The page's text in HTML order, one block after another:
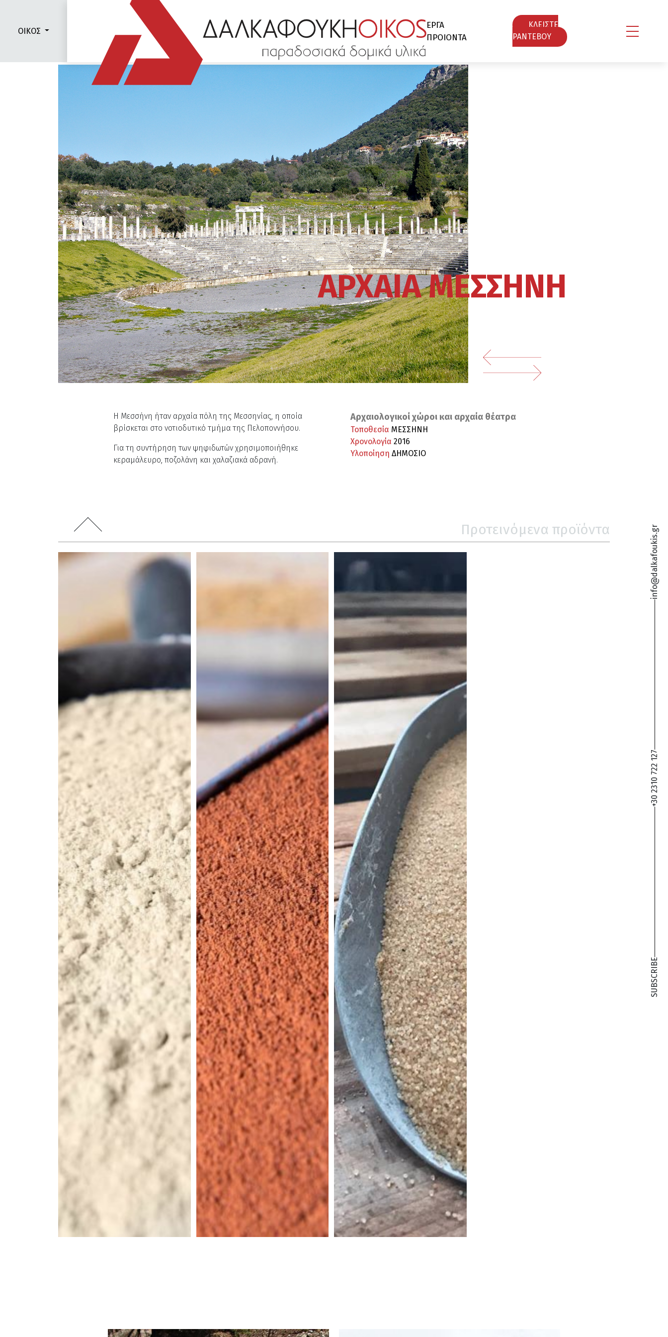
ΟΙΚΟΣ
ΕΡΓΑ
ΠΡΟΙΟΝΤΑ
ΚΛΕΙΣΤΕ
ΡΑΝΤΕΒΟY
SUBSCRIBE
+30 2310 722 127
info@dalkafoukis.gr
ΑΡΧΑΙΑ ΜΕΣΣΗΝΗ
Η Μεσσήνη ήταν αρχαία πόλη της Μεσσηνίας, η οποία
βρίσκεται στο νοτιοδυτικό τμήμα της Πελοποννήσου.
Για τη συντήρηση των ψηφιδωτών χρησιμοποιήθηκε
κεραμάλευρο, ποζολάνη και χαλαζιακά αδρανή.
Αρχαιολογικοί χώροι και αρχαία θέατρα
Τοποθεσία ΜΕΣΣΗΝΗ
Χρονολογία2016
ΥλοποίησηΔΗΜΟΣΙΟ
Προτεινόμενα προϊόντα